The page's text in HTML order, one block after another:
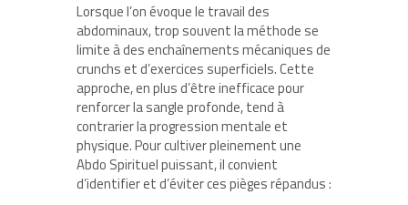
Lorsque l’on évoque le travail des
abdominaux, trop souvent la méthode se
limite à des enchaînements mécaniques de
crunchs et d’exercices superficiels. Cette
approche, en plus d’être inefficace pour
renforcer la sangle profonde, tend à
contrarier la progression mentale et
physique. Pour cultiver pleinement une
Abdo Spirituel puissant, il convient
d’identifier et d’éviter ces pièges répandus :